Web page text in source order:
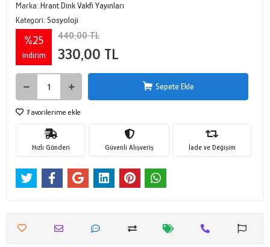
Marka: Hrant Dink Vakfı Yayınları
Kategori: Sosyoloji
%25
indirim
440,00 TL
330,00 TL
Sepete Ekle
Favorilerime ekle
Hızlı Gönderi Güvenli Alışveriş İade ve Değişim